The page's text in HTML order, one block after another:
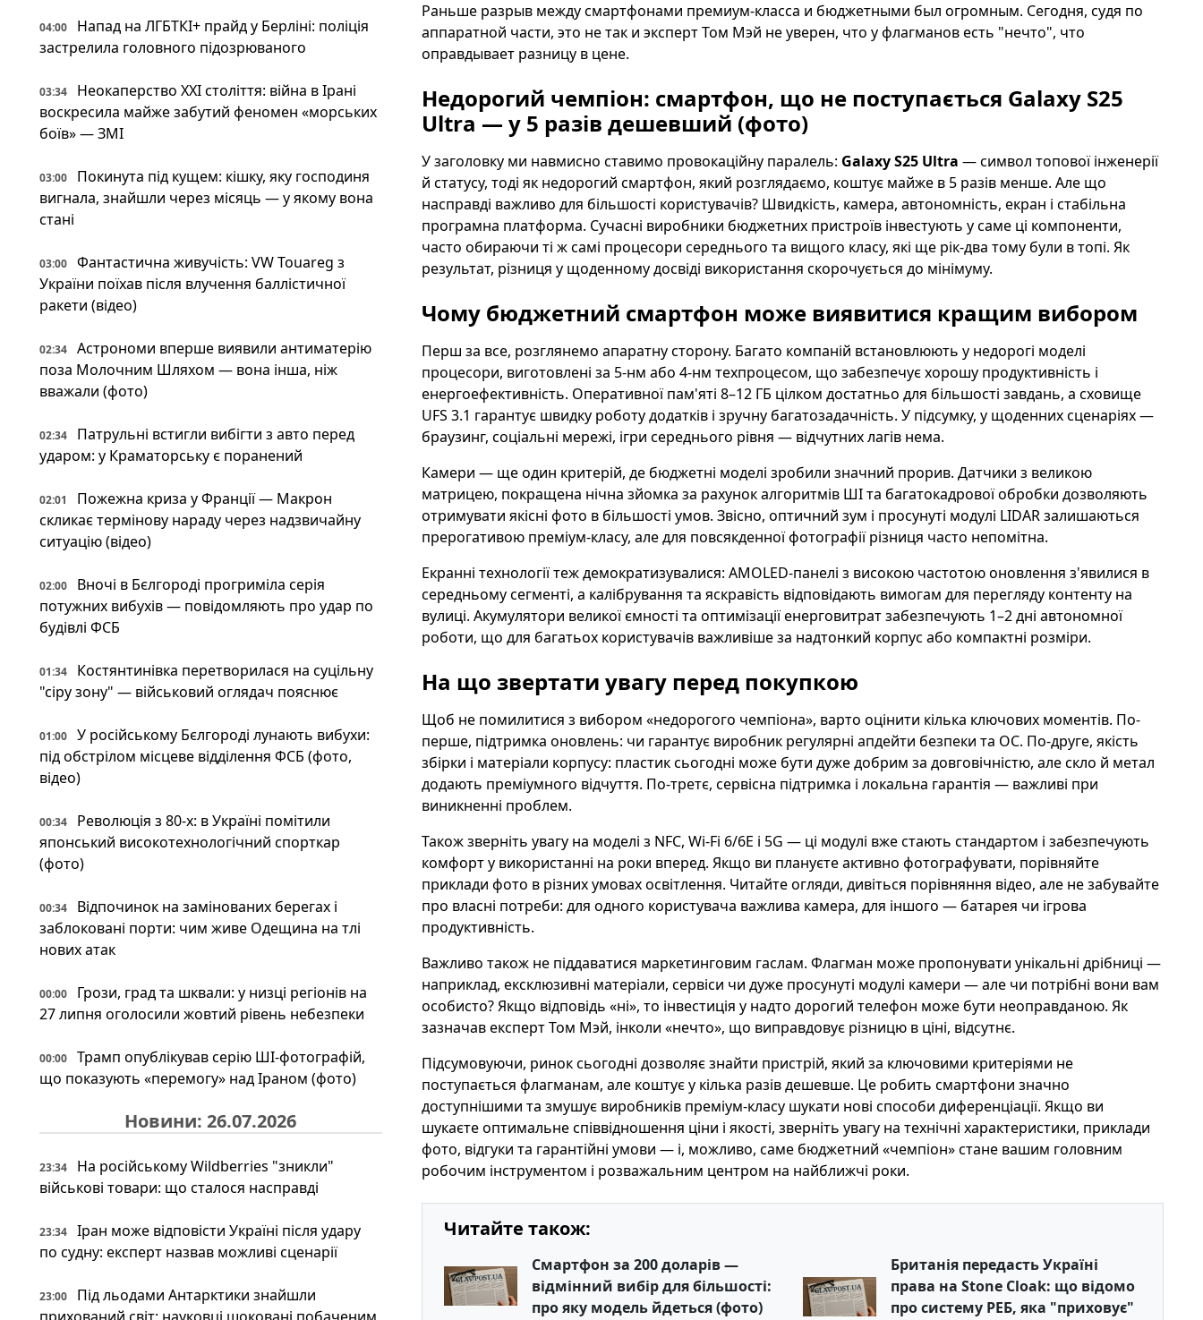
04:00
Напад на ЛГБТКІ+ прайд у Берліні: поліція
застрелила головного підозрюваного
03:34
Неокаперство XXI століття: війна в Ірані
воскресила майже забутий феномен «морських
боїв» — ЗМІ
03:00
Покинута під кущем: кішку, яку господиня
вигнала, знайшли через місяць — у якому вона
стані
03:00
Фантастична живучість: VW Touareg з
України поїхав після влучення баллістичної
ракети (відео)
02:34
Астрономи вперше виявили антиматерію
поза Молочним Шляхом — вона інша, ніж
вважали (фото)
02:34
Патрульні встигли вибігти з авто перед
ударом: у Краматорську є поранений
02:01
Пожежна криза у Франції — Макрон
скликає термінову нараду через надзвичайну
ситуацію (відео)
02:00
Вночі в Бєлгороді прогриміла серія
потужних вибухів — повідомляють про удар по
будівлі ФСБ
01:34
Костянтинівка перетворилася на суцільну
"сіру зону" — військовий оглядач пояснює
01:00
У російському Бєлгороді лунають вибухи:
під обстрілом місцеве відділення ФСБ (фото,
відео)
00:34
Революція з 80-х: в Україні помітили
японський високотехнологічний спорткар
(фото)
00:34
Відпочинок на замінованих берегах і
заблоковані порти: чим живе Одещина на тлі
нових атак
00:00
Грози, град та шквали: у низці регіонів на
27 липня оголосили жовтий рівень небезпеки
00:00
Трамп опублікував серію ШІ-фотографій,
що показують «перемогу» над Іраном (фото)
Новини: 26.07.2026
23:34
На російському Wildberries "зникли"
військові товари: що сталося насправді
23:34
Іран може відповісти Україні після удару
по судну: експерт назвав можливі сценарії
23:00
Під льодами Антарктики знайшли
Раньше разрыв между смартфонами премиум-класса и бюджетными был огромным. Сегодня, судя по
аппаратной части, это не так и эксперт Том Мэй не уверен, что у флагманов есть "нечто", что
оправдывает разницу в цене.
Недорогий чемпіон: смартфон, що не поступається Galaxy S25
Ultra — у 5 разів дешевший (фото)
У заголовку ми навмисно ставимо провокаційну паралель: Galaxy S25 Ultra — символ топової інженерії
й статусу, тоді як недорогий смартфон, який розглядаємо, коштує майже в 5 разів менше. Але що
насправді важливо для більшості користувачів? Швидкість, камера, автономність, екран і стабільна
програмна платформа. Сучасні виробники бюджетних пристроїв інвестують у саме ці компоненти,
часто обираючи ті ж самі процесори середнього та вищого класу, які ще рік-два тому були в топі. Як
результат, різниця у щоденному досвіді використання скорочується до мінімуму.
Чому бюджетний смартфон може виявитися кращим вибором
Перш за все, розглянемо апаратну сторону. Багато компаній встановлюють у недорогі моделі
процесори, виготовлені за 5-нм або 4-нм техпроцесом, що забезпечує хорошу продуктивність і
енергоефективність. Оперативної пам'яті 8–12 ГБ цілком достатньо для більшості завдань, а сховище
UFS 3.1 гарантує швидку роботу додатків і зручну багатозадачність. У підсумку, у щоденних сценаріях —
браузинг, соціальні мережі, ігри середнього рівня — відчутних лагів нема.
Камери — ще один критерій, де бюджетні моделі зробили значний прорив. Датчики з великою
матрицею, покращена нічна зйомка за рахунок алгоритмів ШІ та багатокадрової обробки дозволяють
отримувати якісні фото в більшості умов. Звісно, оптичний зум і просунуті модулі LIDAR залишаються
прерогативою преміум-класу, але для повсякденної фотографії різниця часто непомітна.
Екранні технології теж демократизувалися: AMOLED-панелі з високою частотою оновлення з'явилися в
середньому сегменті, а калібрування та яскравість відповідають вимогам для перегляду контенту на
вулиці. Акумулятори великої ємності та оптимізації енерговитрат забезпечують 1–2 дні автономної
роботи, що для багатьох користувачів важливіше за надтонкий корпус або компактні розміри.
На що звертати увагу перед покупкою
Щоб не помилитися з вибором «недорогого чемпіона», варто оцінити кілька ключових моментів. По-
перше, підтримка оновлень: чи гарантує виробник регулярні апдейти безпеки та ОС. По-друге, якість
збірки і матеріали корпусу: пластик сьогодні може бути дуже добрим за довговічністю, але скло й метал
додають преміумного відчуття. По-третє, сервісна підтримка і локальна гарантія — важливі при
виникненні проблем.
Також зверніть увагу на моделі з NFC, Wi‑Fi 6/6E і 5G — ці модулі вже стають стандартом і забезпечують
комфорт у використанні на роки вперед. Якщо ви плануєте активно фотографувати, порівняйте
приклади фото в різних умовах освітлення. Читайте огляди, дивіться порівняння відео, але не забувайте
про власні потреби: для одного користувача важлива камера, для іншого — батарея чи ігрова
продуктивність.
Важливо також не піддаватися маркетинговим гаслам. Флагман може пропонувати унікальні дрібниці —
наприклад, ексклюзивні матеріали, сервіси чи дуже просунуті модулі камери — але чи потрібні вони вам
особисто? Якщо відповідь «ні», то інвестиція у надто дорогий телефон може бути неоправданою. Як
зазначав експерт Том Мэй, інколи «нечто», що виправдовує різницю в ціні, відсутнє.
Підсумовуючи, ринок сьогодні дозволяє знайти пристрій, який за ключовими критеріями не
поступається флагманам, але коштує у кілька разів дешевше. Це робить смартфони значно
доступнішими та змушує виробників преміум‑класу шукати нові способи диференціації. Якщо ви
шукаєте оптимальне співвідношення ціни і якості, зверніть увагу на технічні характеристики, приклади
фото, відгуки та гарантійні умови — і, можливо, саме бюджетний «чемпіон» стане вашим головним
робочим інструментом і розважальним центром на найближчі роки.
Читайте також:
Смартфон за 200 доларів —
відмінний вибір для більшості:
про яку модель йдеться (фото)
Британія передасть Україні
права на Stone Cloak: що відомо
про систему РЕБ, яка "приховує"